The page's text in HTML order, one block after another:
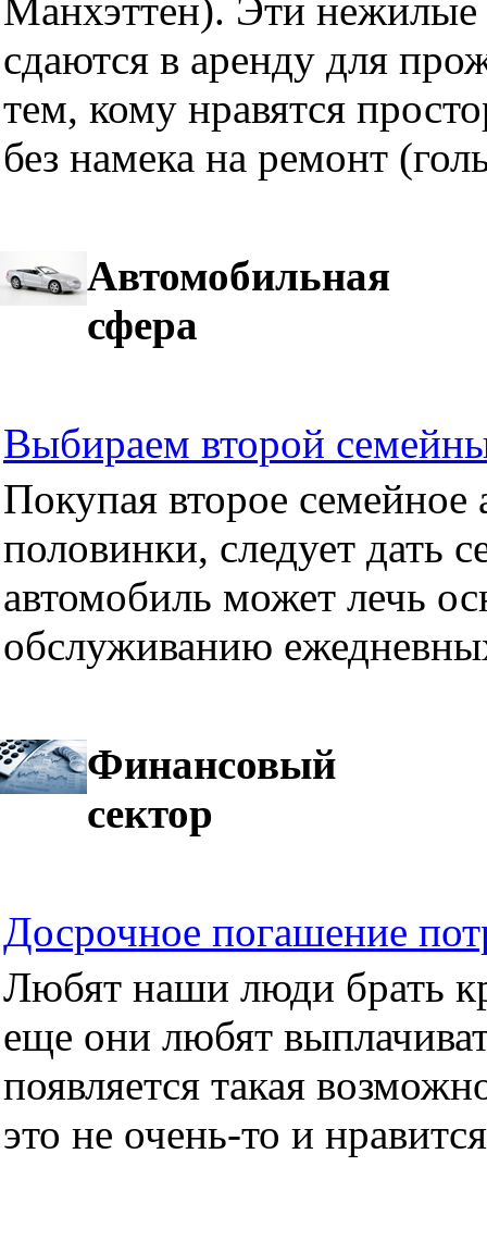
Манхэттен). Эти нежилые
сдаются в аренду для
тем, кому нравятся
без намека на ремонт
Автомобильная
сфера
Выбираем второй
Покупая второе семейное
половинки, следует дать
автомобиль может лечь
обслуживанию
Финансовый
сектор
Досрочное погашение
Любят наши люди брать
еще они любят
появляется такая
это не очень-то и